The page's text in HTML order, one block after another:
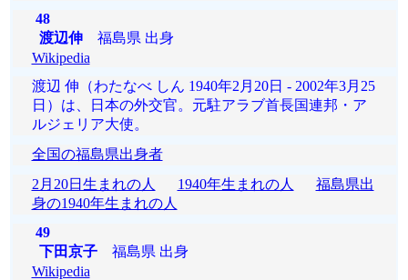
48
渡辺伸福島県 出身
Wikipedia
渡辺 伸（わたなべ しん 1940年2月20日 - 2002年3月25
日）は、日本の外交官。元駐アラブ首長国連邦・ア
ルジェリア大使。
全国の福島県出身者
2月20日生まれの人
1940年生まれの人
福島県出
身の1940年生まれの人
49
下田京子福島県 出身
Wikipedia